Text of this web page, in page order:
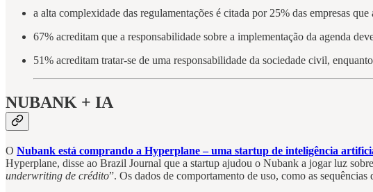
a alta complexidade das regulamentações é citada por 25% das empresas
67% acreditam que a responsabilidade sobre a implementação da agenda
51% acreditam tratar-se de uma responsabilidade da sociedade civil,
NUBANK + IA
O Nubank está comprando a Hyperplane – uma startup de inteligência
Hyperplane, disse ao Brazil Journal que a startup ajudou o Nubank a jogar luz
underwriting de crédito”. Os dados de comportamento de uso, como as